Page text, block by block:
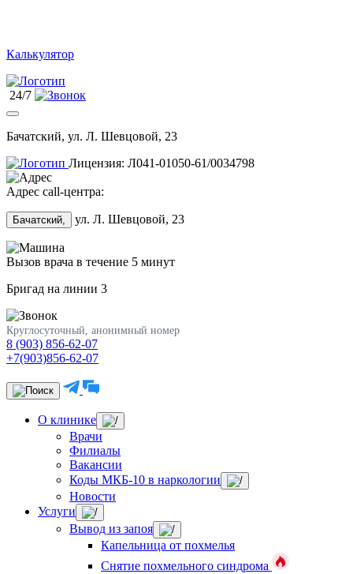
Калькулятор
24/7
Бачатский, ул. Л. Шевцовой, 23
Лицензия: Л041-01050-61/0034798
Адрес call-центра:
Бачатский, ул. Л. Шевцовой, 23
Вызов врача в течение 5 минут
Бригад на линии 3
Круглосуточный, анонимный номер
8 (903) 856-62-07
+7(903)856-62-07
О клинике
Врачи
Филиалы
Вакансии
Коды МКБ-10 в наркологии
Новости
Услуги
Вывод из запоя
Капельница от похмелья
Снятие похмельного синдрома